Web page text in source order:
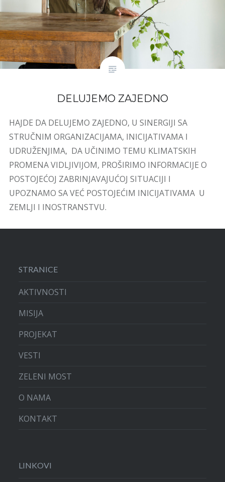
DELUJEMO ZAJEDNO
HAJDE DA DELUJEMO ZAJEDNO, U SINERGIJI SA
STRUČNIM ORGANIZACIJAMA, INICIJATIVAMA I
UDRUŽENJIMA, DA UČINIMO TEMU KLIMATSKIH
PROMENA VIDLJIVIJOM, PROŠIRIMO INFORMACIJE O
POSTOJEĆOJ ZABRINJAVAJUĆOJ SITUACIJI I
UPOZNAMO SA VEĆ POSTOJEĆIM INICIJATIVAMA U
ZEMLJI I INOSTRANSTVU.
STRANICE
AKTIVNOSTI
MISIJA
PROJEKAT
VESTI
ZELENI MOST
O NAMA
KONTAKT
LINKOVI